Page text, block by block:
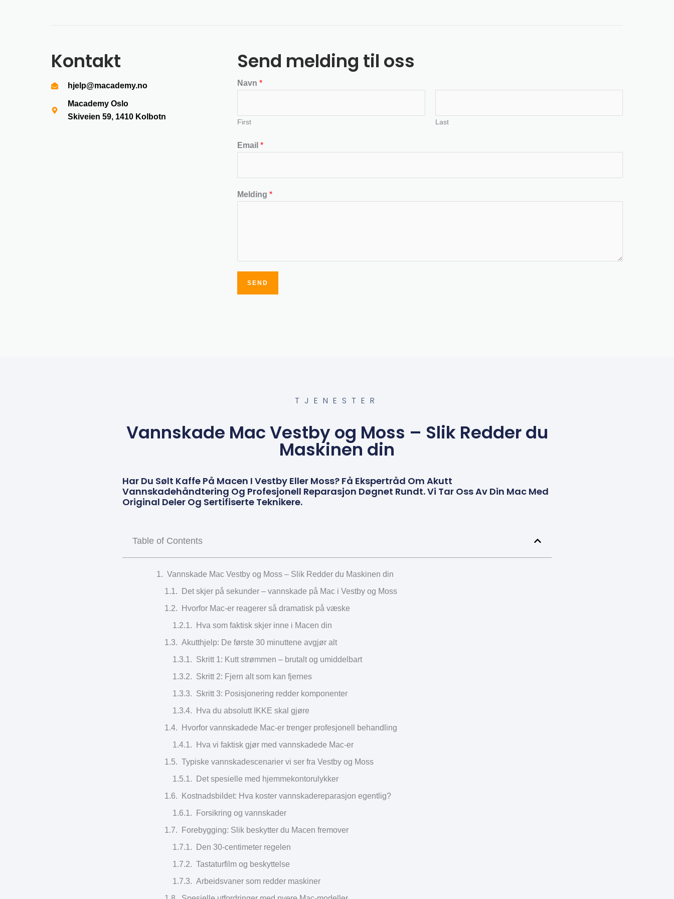
Kontakt
hjelp@macademy.no
Macademy Oslo
Skiveien 59, 1410 Kolbotn
Send melding til oss
Navn*
First Last
Email*
Melding*
SEND
TJENESTER
Vannskade Mac Vestby og Moss – Slik Redder du
Maskinen din
Har Du Sølt Kaffe På Macen I Vestby Eller Moss? Få Ekspertråd Om Akutt
Vannskadehåndtering Og Profesjonell Reparasjon Døgnet Rundt. Vi Tar Oss Av Din Mac Med
Original Deler Og Sertifiserte Teknikere.
Table of Contents
Vannskade Mac Vestby og Moss – Slik Redder du Maskinen din
Det skjer på sekunder – vannskade på Mac i Vestby og Moss
Hvorfor Mac-er reagerer så dramatisk på væske
Hva som faktisk skjer inne i Macen din
Akutthjelp: De første 30 minuttene avgjør alt
Skritt 1: Kutt strømmen – brutalt og umiddelbart
Skritt 2: Fjern alt som kan fjernes
Skritt 3: Posisjonering redder komponenter
Hva du absolutt IKKE skal gjøre
Hvorfor vannskadede Mac-er trenger profesjonell behandling
Hva vi faktisk gjør med vannskadede Mac-er
Typiske vannskadescenarier vi ser fra Vestby og Moss
Det spesielle med hjemmekontorulykker
Kostnadsbildet: Hva koster vannskadereparasjon egentlig?
Forsikring og vannskader
Forebygging: Slik beskytter du Macen fremover
Den 30-centimeter regelen
Tastaturfilm og beskyttelse
Arbeidsvaner som redder maskiner